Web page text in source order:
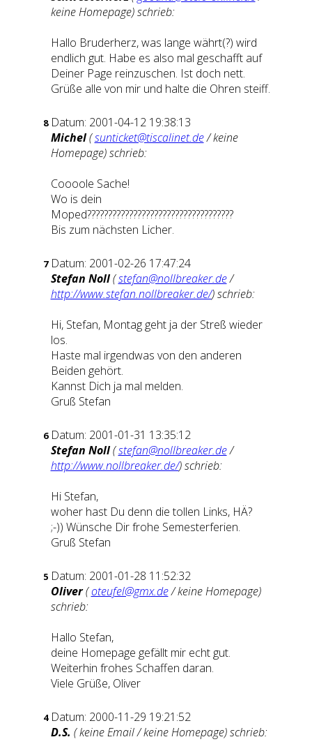
keine Homepage) schrieb:
Hallo Bruderherz, was lange währt(?) wird
endlich gut. Habe es also mal geschafft auf
Deiner Page reinzuschen. Ist doch nett.
Grüße alle von mir und halte die Ohren steiff.
8 Datum: 2001-04-12 19:38:13
Michel(sunticket@tiscalinet.de/ keine
Homepage) schrieb:
Coooole Sache!
Wo is dein
Moped???????????????????????????????????
Bis zum nächsten Licher.
7 Datum: 2001-02-26 17:47:24
Stefan Noll(stefan@nollbreaker.de/
http://www.stefan.nollbreaker.de/) schrieb:
Hi, Stefan, Montag geht ja der Streß wieder
los.
Haste mal irgendwas von den anderen
Beiden gehört.
Kannst Dich ja mal melden.
Gruß Stefan
6 Datum: 2001-01-31 13:35:12
Stefan Noll(stefan@nollbreaker.de/
http://www.nollbreaker.de/) schrieb:
Hi Stefan,
woher hast Du denn die tollen Links, HÄ?
;-)) Wünsche Dir frohe Semesterferien.
Gruß Stefan
5 Datum: 2001-01-28 11:52:32
Oliver(oteufel@gmx.de/ keine Homepage)
schrieb:
Hallo Stefan,
deine Homepage gefällt mir echt gut.
Weiterhin frohes Schaffen daran.
Viele Grüße, Oliver
4 Datum: 2000-11-29 19:21:52
D.S. ( keine Email / keine Homepage) schrieb: